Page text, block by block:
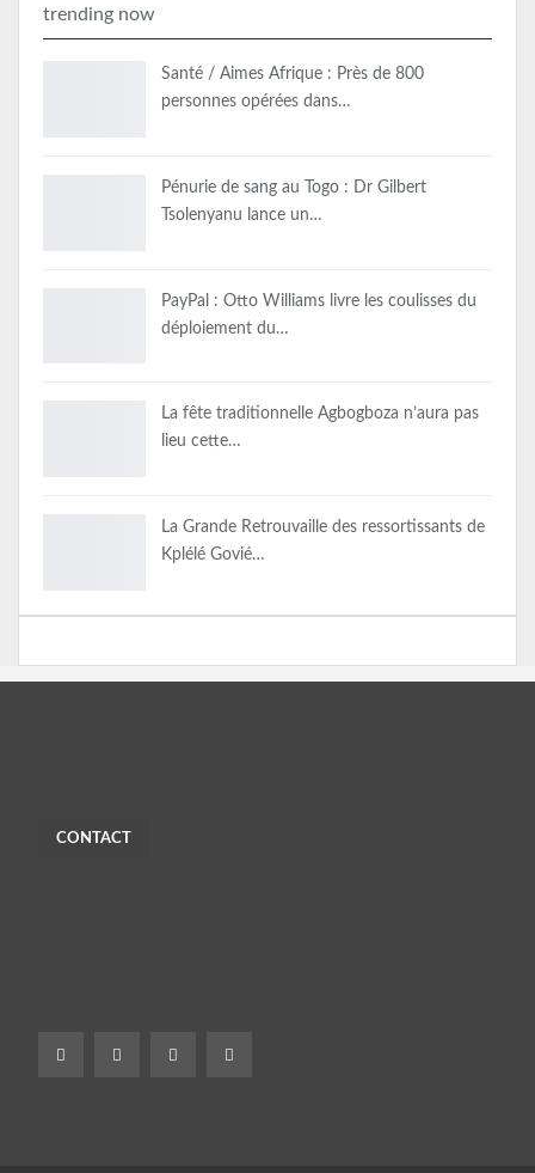
trending now
Santé / Aimes Afrique : Près de 800
personnes opérées dans…
Pénurie de sang au Togo : Dr Gilbert
Tsolenyanu lance un…
PayPal : Otto Williams livre les coulisses du
déploiement du…
La fête traditionnelle Agbogboza n’aura pas
lieu cette…
La Grande Retrouvaille des ressortissants de
Kplélé Govié…
CONTACT